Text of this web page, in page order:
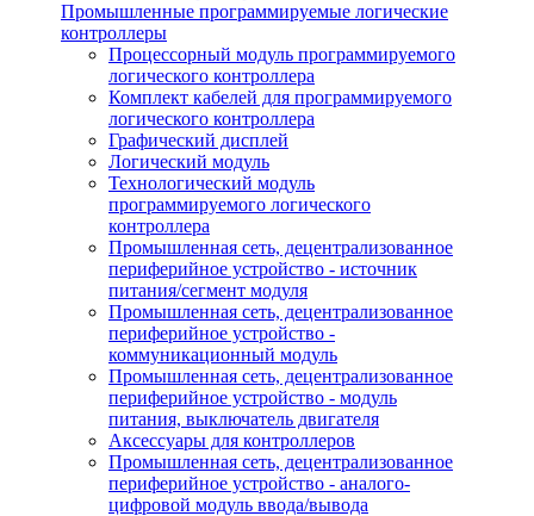
Промышленные программируемые логические
контроллеры
Процессорный модуль программируемого
логического контроллера
Комплект кабелей для программируемого
логического контроллера
Графический дисплей
Логический модуль
Технологический модуль
программируемого логического
контроллера
Промышленная сеть, децентрализованное
периферийное устройство - источник
питания/сегмент модуля
Промышленная сеть, децентрализованное
периферийное устройство -
коммуникационный модуль
Промышленная сеть, децентрализованное
периферийное устройство - модуль
питания, выключатель двигателя
Аксессуары для контроллеров
Промышленная сеть, децентрализованное
периферийное устройство - аналого-
цифровой модуль ввода/вывода